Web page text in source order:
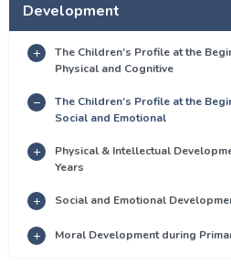
Development
The Children’s Profile at the
Physical and Cognitive
The Children’s Profile at the
Social and Emotional
Physical & Intellectual
Years
Social and Emotional
Moral Development during